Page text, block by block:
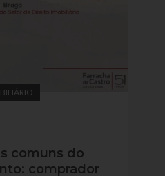
comuns do
comprador